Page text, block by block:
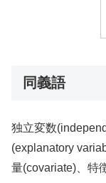
同義語
独立変数
(explanatory
量(covariate)、特